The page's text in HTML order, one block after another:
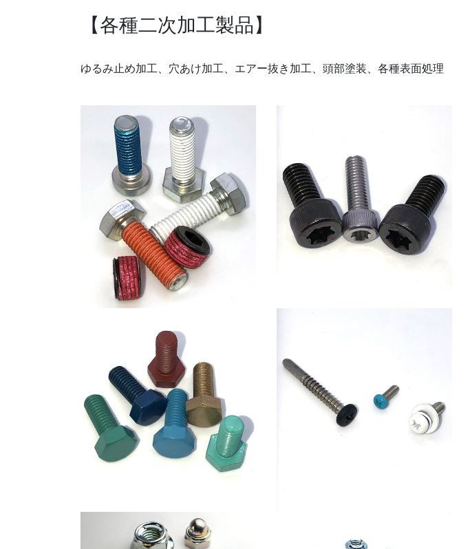
【各種二次加工製品】
ゆるみ止め加工、穴あけ加工、エアー抜き加工、頭部塗装、各種表面処理